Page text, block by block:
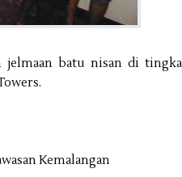
jelmaan batu nisan di
Kemalangan